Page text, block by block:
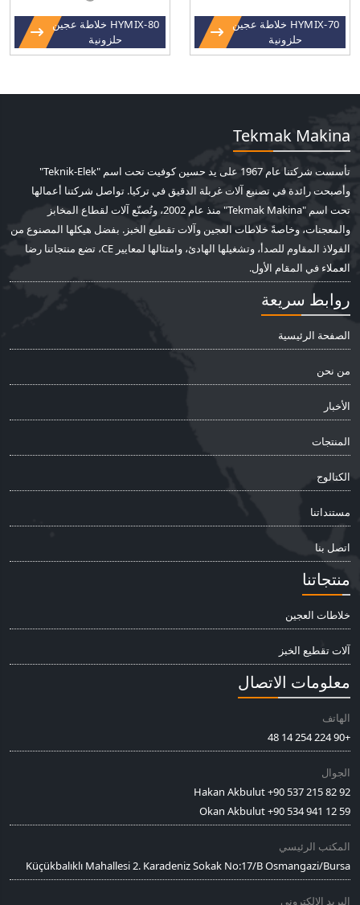
HYMIX-70 خلاطة عجين
حلزونية
HYMIX-80 خلاطة عجين
حلزونية
Tekmak Makina
تأسست شركتنا عام 1967 على يد حسين كوفيت تحت اسم "Teknik-Elek"
وأصبحت رائدة في تصنيع آلات غربلة الدقيق في تركيا. تواصل شركتنا أعمالها
تحت اسم "Tekmak Makina" منذ عام 2002، وتُصنّع آلات لقطاع المخابز
والمعجنات، وخاصةً خلاطات العجين وآلات تقطيع الخبز. بفضل هيكلها المصنوع من
الفولاذ المقاوم للصدأ، وتشغيلها الهادئ، وامتثالها لمعايير CE، تضع منتجاتنا رضا
العملاء في المقام الأول.
روابط سريعة
الصفحة الرئيسية
من نحن
الأخبار
المنتجات
الكتالوج
مستنداتنا
اتصل بنا
منتجاتنا
خلاطات العجين
آلات تقطيع الخبز
معلومات الاتصال
الهاتف
+90 224 254 14 48
الجوال
Hakan Akbulut +90 537 215 82 92
Okan Akbulut +90 534 941 12 59
المكتب الرئيسي
Küçükbalıklı Mahallesi 2. Karadeniz Sokak No:17/B Osmangazi/Bursa
البريد الإلكتروني